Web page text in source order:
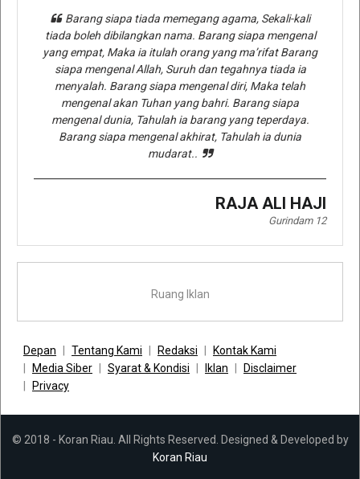
Barang siapa tiada memegang agama, Sekali-kali
tiada boleh dibilangkan nama. Barang siapa mengenal
yang empat, Maka ia itulah orang yang ma’rifat Barang
siapa mengenal Allah, Suruh dan tegahnya tiada ia
menyalah. Barang siapa mengenal diri, Maka telah
mengenal akan Tuhan yang bahri. Barang siapa
mengenal dunia, Tahulah ia barang yang teperdaya.
Barang siapa mengenal akhirat, Tahulah ia dunia
mudarat..
RAJA ALI HAJI
Gurindam 12
Ruang Iklan
Depan Tentang Kami Redaksi
Kontak Kami
Media Siber
Syarat & Kondisi Iklan
Disclaimer
Privacy
© 2018 - Koran Riau. All Rights Reserved. Designed & Developed by
Koran Riau